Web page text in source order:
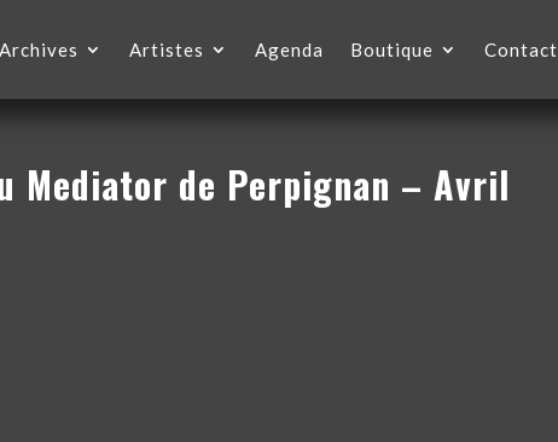
Archives Artistes Agenda Boutique Contact
Mediator de Perpignan – Avril